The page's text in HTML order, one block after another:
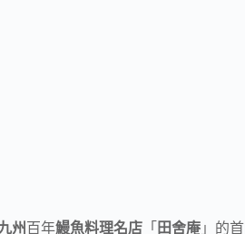
州 百年鰻魚料理名店 「 田舍庵 」的首